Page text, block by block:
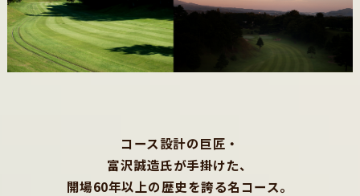
コース設計の巨匠・
富沢誠造氏が手掛けた、
開場60年以上の歴史を誇る名コース。